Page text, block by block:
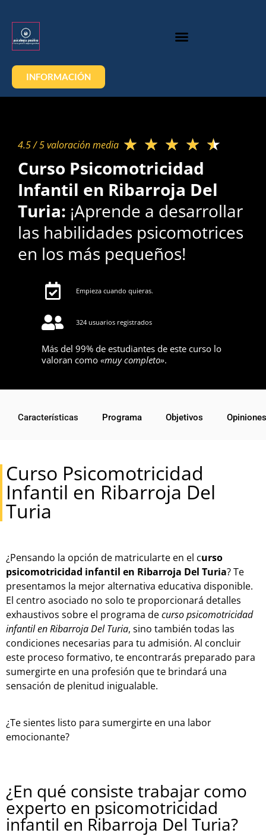
INFORMACIÓN
4.5 / 5 valoración media​ ★ ★ ★ ★ ★
Curso Psicomotricidad
Infantil en Ribarroja Del
Turia: ¡Aprende a desarrollar
las habilidades psicomotrices
en los más pequeños!
Empieza cuando quieras.
324 usuarios registrados
Más del 99% de estudiantes de este curso lo
valoran como «muy completo».
Características Programa Objetivos Opiniones
Curso Psicomotricidad
Infantil en Ribarroja Del
Turia
¿Pensando la opción de matricularte en el curso
psicomotricidad infantil en Ribarroja Del Turia? Te
presentamos la mejor alternativa educativa disponible.
El centro asociado no solo te proporcionará detalles
exhaustivos sobre el programa decurso psicomotricidad
infantil en Ribarroja Del Turia, sino también todas las
condiciones necesarias para tu admisión. Al concluir
este proceso formativo, te encontrarás preparado para
sumergirte en una profesión que te brindará una
sensación de plenitud inigualable.
¿Te sientes listo para sumergirte en una labor
emocionante?
¿En qué consiste trabajar como
experto en psicomotricidad
infantil en Ribarroja Del Turia?